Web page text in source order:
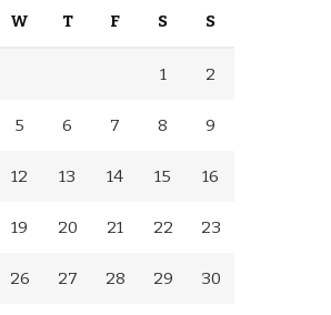
W T F S S
1 2
5 6 7 8 9
12 13 14 15 16
19 20 21 22 23
26 27 28 29 30